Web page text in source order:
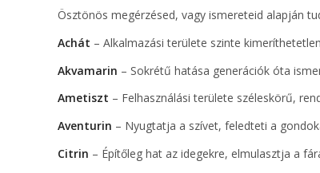
Ösztönös megérzésed, vagy ismereteid alapján
Achát – Alkalmazási területe szinte
Akvamarin – Sokrétű hatása generációk óta
Ametiszt – Felhasználási területe széleskörű,
Aventurin – Nyugtatja a szívet, feledteti a
Citrin – Építőleg hat az idegekre, elmulasztja a